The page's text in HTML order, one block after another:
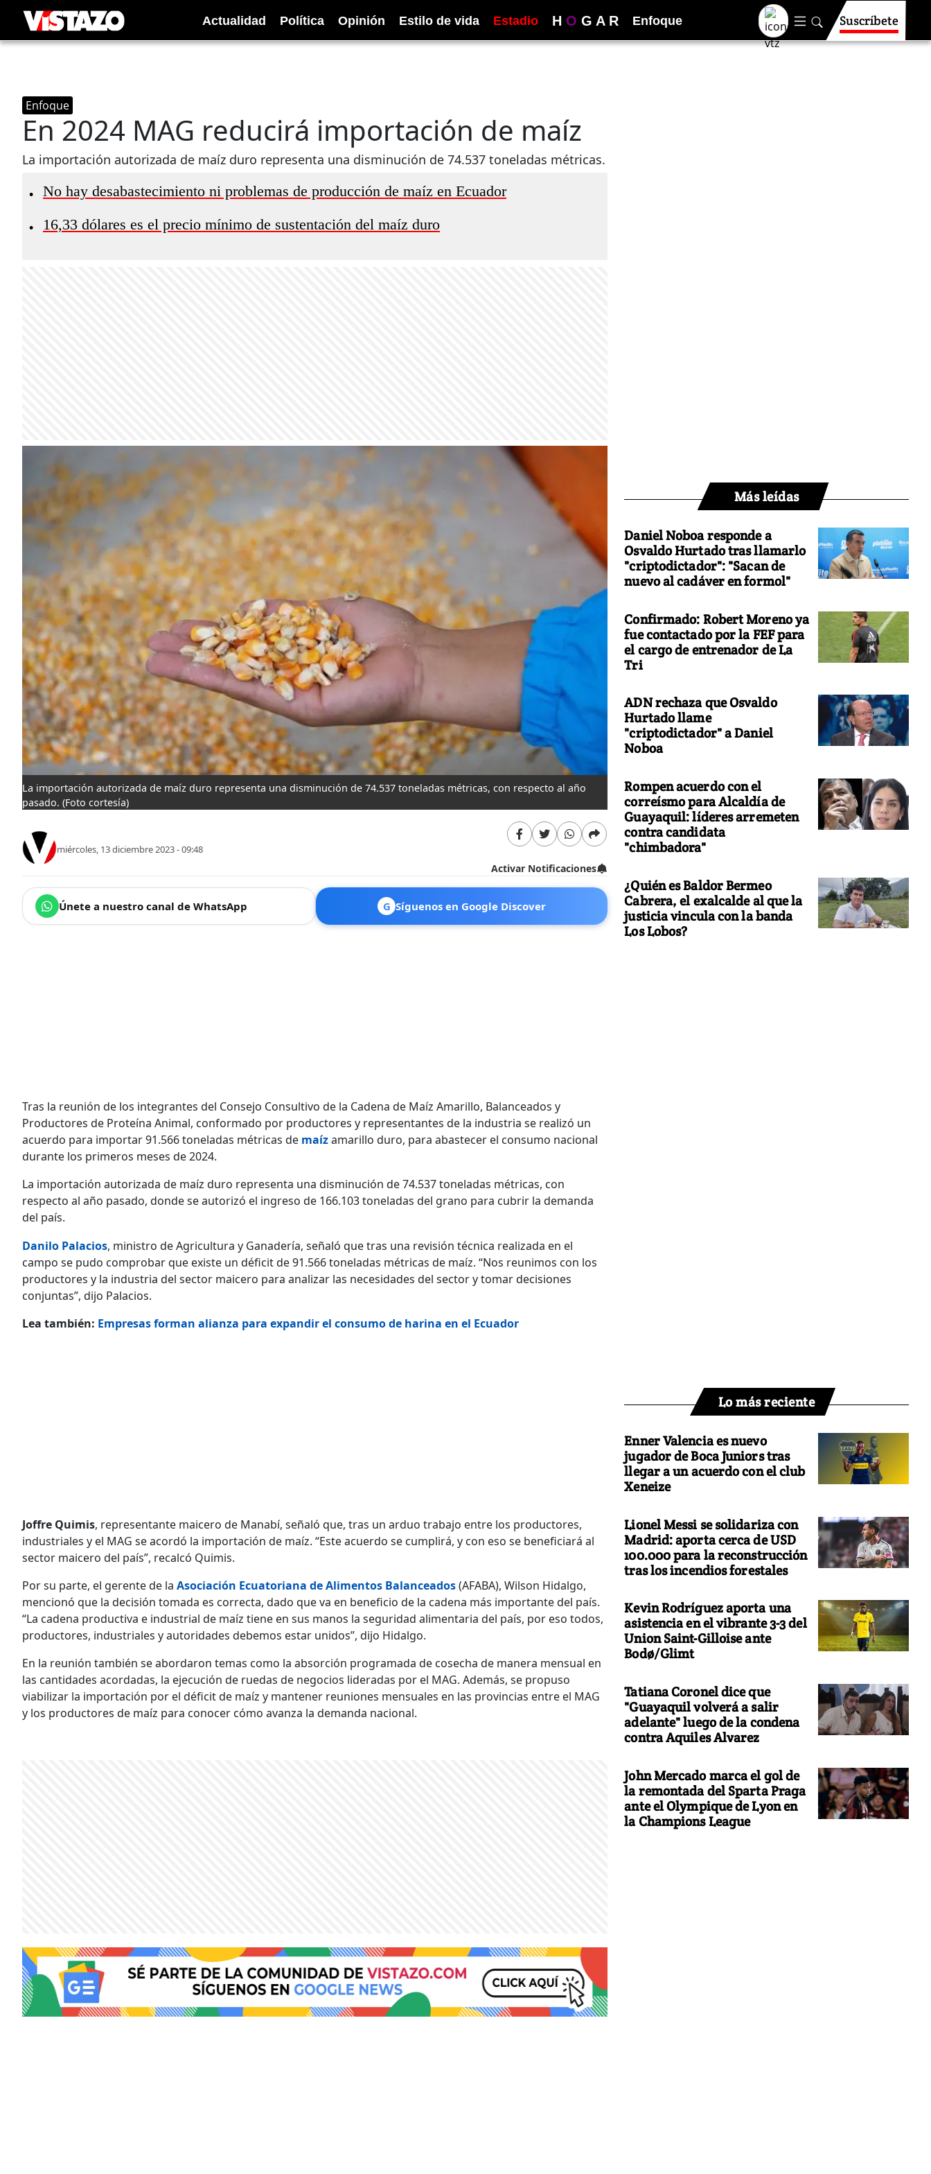
Actualidad Política Opinión Estilo de vida Estadio H O G A R Enfoque Suscríbete
Enfoque
En 2024 MAG reducirá importación de maíz
La importación autorizada de maíz duro representa una disminución de 74.537 toneladas métricas.
• No hay desabastecimiento ni problemas de producción de maíz en Ecuador
• 16,33 dólares es el precio mínimo de sustentación del maíz duro
La importación autorizada de maíz duro representa una disminución de 74.537 toneladas métricas, con respecto al año
pasado. (Foto cortesía)
miércoles, 13 diciembre 2023 - 09:48
Activar Notificaciones
Únete a nuestro canal de WhatsApp G Síguenos en Google Discover
Tras la reunión de los integrantes del Consejo Consultivo de la Cadena de Maíz Amarillo, Balanceados y
Productores de Proteína Animal, conformado por productores y representantes de la industria se realizó un
acuerdo para importar 91.566 toneladas métricas de maízamarillo duro, para abastecer el consumo nacional
durante los primeros meses de 2024.
La importación autorizada de maíz duro representa una disminución de 74.537 toneladas métricas, con
respecto al año pasado, donde se autorizó el ingreso de 166.103 toneladas del grano para cubrir la demanda
del país.
Danilo Palacios, ministro de Agricultura y Ganadería, señaló que tras una revisión técnica realizada en el
campo se pudo comprobar que existe un déficit de 91.566 toneladas métricas de maíz. “Nos reunimos con los
productores y la industria del sector maicero para analizar las necesidades del sector y tomar decisiones
conjuntas”, dijo Palacios.
Lea también: Empresas forman alianza para expandir el consumo de harina en el Ecuador
Joffre Quimis, representante maicero de Manabí, señaló que, tras un arduo trabajo entre los productores,
industriales y el MAG se acordó la importación de maíz. “Este acuerdo se cumplirá, y con eso se beneficiará al
sector maicero del país”, recalcó Quimis.
Por su parte, el gerente de la Asociación Ecuatoriana de Alimentos Balanceados(AFABA), Wilson Hidalgo,
mencionó que la decisión tomada es correcta, dado que va en beneficio de la cadena más importante del país.
“La cadena productiva e industrial de maíz tiene en sus manos la seguridad alimentaria del país, por eso todos,
productores, industriales y autoridades debemos estar unidos”, dijo Hidalgo.
En la reunión también se abordaron temas como la absorción programada de cosecha de manera mensual en
las cantidades acordadas, la ejecución de ruedas de negocios lideradas por el MAG. Además, se propuso
viabilizar la importación por el déficit de maíz y mantener reuniones mensuales en las provincias entre el MAG
y los productores de maíz para conocer cómo avanza la demanda nacional.
Más leídas
Daniel Noboa responde a
Osvaldo Hurtado tras llamarlo
"criptodictador": "Sacan de
nuevo al cadáver en formol"
Confirmado: Robert Moreno ya
fue contactado por la FEF para
el cargo de entrenador de La
Tri
ADN rechaza que Osvaldo
Hurtado llame
"criptodictador" a Daniel
Noboa
Rompen acuerdo con el
correísmo para Alcaldía de
Guayaquil: líderes arremeten
contra candidata
"chimbadora"
¿Quién es Baldor Bermeo
Cabrera, el exalcalde al que la
justicia vincula con la banda
Los Lobos?
Lo más reciente
Enner Valencia es nuevo
jugador de Boca Juniors tras
llegar a un acuerdo con el club
Xeneize
Lionel Messi se solidariza con
Madrid: aporta cerca de USD
100.000 para la reconstrucción
tras los incendios forestales
Kevin Rodríguez aporta una
asistencia en el vibrante 3-3 del
Union Saint-Gilloise ante
Bodø/Glimt
Tatiana Coronel dice que
"Guayaquil volverá a salir
adelante" luego de la condena
contra Aquiles Alvarez
John Mercado marca el gol de
la remontada del Sparta Praga
ante el Olympique de Lyon en
la Champions League